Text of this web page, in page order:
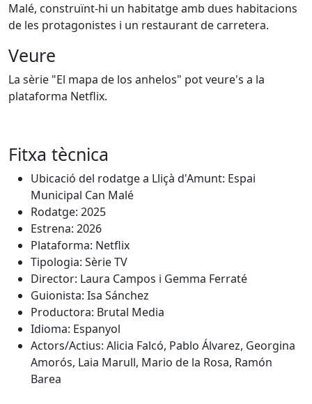
Malé, construïnt-hi un habitatge amb dues habitacions
de les protagonistes i un restaurant de carretera.
Veure
La sèrie "El mapa de los anhelos" pot veure's a la
plataforma Netflix.
Fitxa tècnica
Ubicació del rodatge a Lliçà d'Amunt: Espai
Municipal Can Malé
Rodatge: 2025
Estrena: 2026
Plataforma: Netflix
Tipologia: Sèrie TV
Director: Laura Campos i Gemma Ferraté
Guionista: Isa Sánchez
Productora: Brutal Media
Idioma: Espanyol
Actors/Actius: Alicia Falcó, Pablo Álvarez, Georgina
Amorós, Laia Marull, Mario de la Rosa, Ramón
Barea